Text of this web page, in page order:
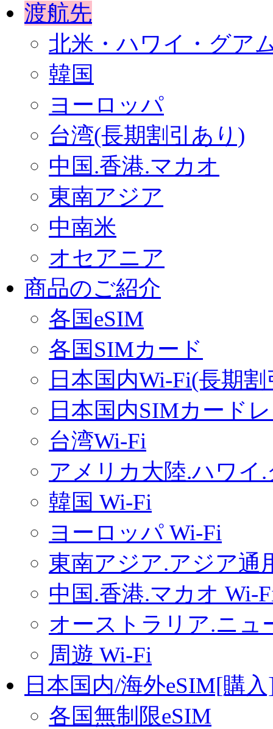
渡航先
北米・ハワイ・グア
韓国
ヨーロッパ
台湾(長期割引あり)
中国.香港.マカオ
東南アジア
中南米
オセアニア
商品のご紹介
各国eSIM
各国SIMカード
日本国内Wi-Fi(長期
日本国内SIMカード
台湾Wi-Fi
アメリカ大陸.ハワイ
韓国 Wi-Fi
ヨーロッパ Wi-Fi
東南アジア.アジア通
中国.香港.マカオ Wi-
オーストラリア.ニュ
周遊 Wi-Fi
日本国内/海外eSIM[購
各国無制限eSIM